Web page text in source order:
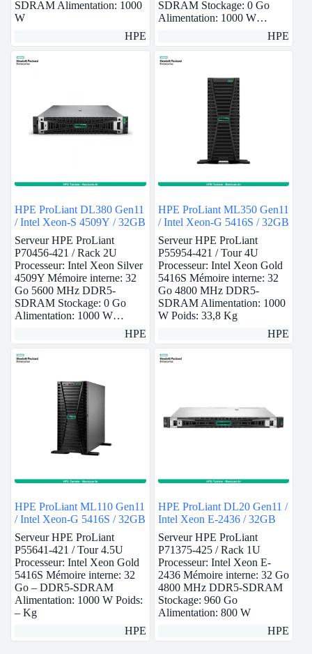
SDRAM Alimentation: 1000
W
HPE
SDRAM Stockage: 0 Go
Alimentation: 1000 W…
HPE
HPE ProLiant DL380 Gen11
/ Intel Xeon-S 4509Y / 32GB
Serveur HPE ProLiant
P70456-421 / Rack 2U
Processeur: Intel Xeon Silver
4509Y Mémoire interne: 32
Go 5600 MHz DDR5-
SDRAM Stockage: 0 Go
Alimentation: 1000 W…
HPE
HPE ProLiant ML350 Gen11
/ Intel Xeon-G 5416S / 32GB
Serveur HPE ProLiant
P55954-421 / Tour 4U
Processeur: Intel Xeon Gold
5416S Mémoire interne: 32
Go 4800 MHz DDR5-
SDRAM Alimentation: 1000
W Poids: 33,8 Kg
HPE
HPE ProLiant ML110 Gen11
/ Intel Xeon-G 5416S / 32GB
Serveur HPE ProLiant
P55641-421 / Tour 4.5U
Processeur: Intel Xeon Gold
5416S Mémoire interne: 32
Go – DDR5-SDRAM
Alimentation: 1000 W Poids:
– Kg
HPE
HPE ProLiant DL20 Gen11 /
Intel Xeon E-2436 / 32GB
Serveur HPE ProLiant
P71375-425 / Rack 1U
Processeur: Intel Xeon E-
2436 Mémoire interne: 32 Go
4800 MHz DDR5-SDRAM
Stockage: 960 Go
Alimentation: 800 W
HPE